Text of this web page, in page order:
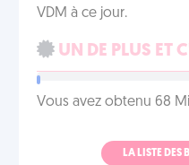
VDM à ce jour.
UN DE PLUS ET
Vous avez obtenu 68
LA LISTE DES